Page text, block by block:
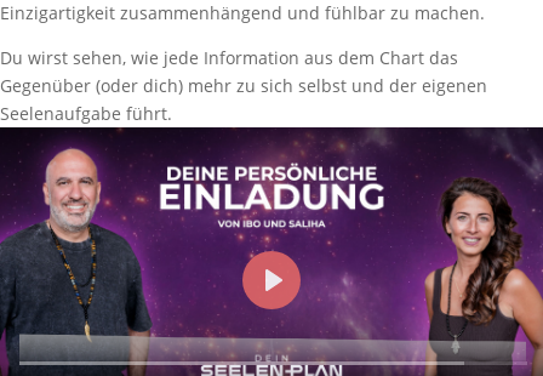
Einzigartigkeit zusammenhängend und fühlbar zu machen.
Du wirst sehen, wie jede Information aus dem Chart das
Gegenüber (oder dich) mehr zu sich selbst und der eigenen
Seelenaufgabe führt.